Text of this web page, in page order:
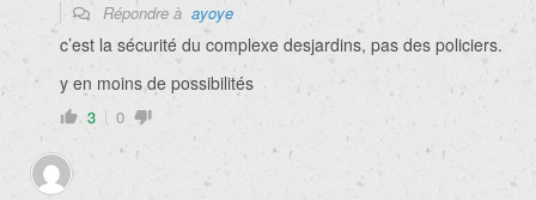
Répondre à ayoye
c’est la sécurité du complexe desjardins, pas des policiers.
y en moins de possibilités
3 0